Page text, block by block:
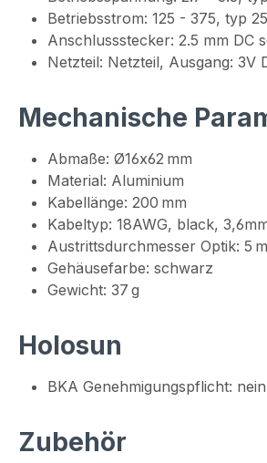
Betriebsstrom: 125 - 375, typ
Anschlussstecker: 2.5 mm DC
Netzteil: Netzteil, Ausgang: 3V
Mechanische
Abmaße: Ø16x62 mm
Material: Aluminium
Kabellänge: 200 mm
Kabeltyp: 18AWG, black,
Austrittsdurchmesser Optik: 5
Gehäusefarbe: schwarz
Gewicht: 37 g
Holosun
BKA Genehmigungspflicht: nein
Zubehör